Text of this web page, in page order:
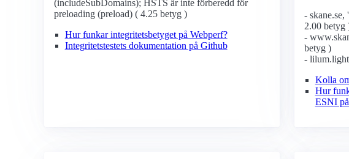
(includeSubDomains); HSTS är inte förberedd för
preloading (preload) ( 4.25 betyg )
Hur funkar integritetsbetyget på Webperf?
Integritetstestets dokumentation på Github
-
2.00 betyg
-
betyg )
-
Kolla
Hur
ESNI